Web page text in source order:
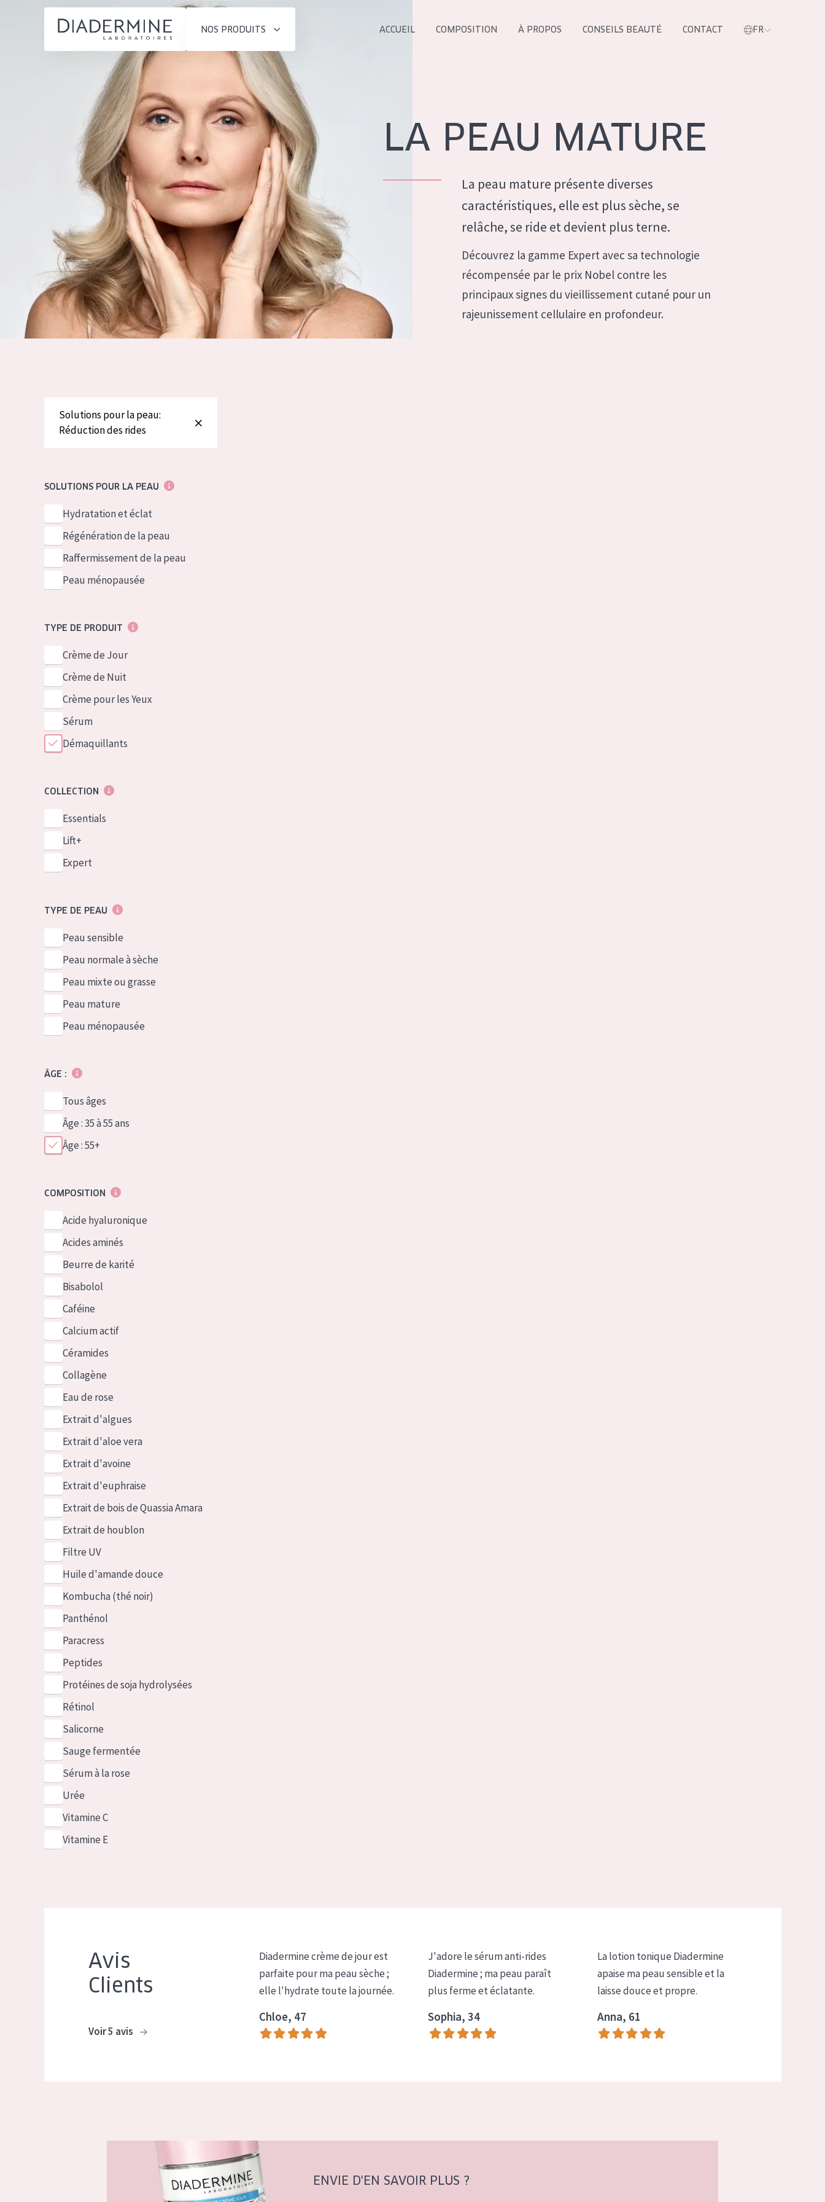
NOS PRODUITS
SOLUTIONS POUR LA PEAU
Hydratation et éclat
Réduction des rides
Régénération de la peau
Raffermissement de la
peau
Peau ménopausée
TYPE DE PRODUIT
Crème de Jour
Crème de Nuit
Crème pour les Yeux
Sérum
Démaquillants
TYPE DE PEAU
Peau sensible
Peau normale à sèche
Peau mixte ou grasse
Peau mature
ÂGE :
Âge : 35 à 55 ans
Âge : 55+
TOUS LES PRODUIT
ACCUEIL COMPOSITION À PROPOS CONSEILS BEAUTÉ CONTACT FR
Conseils Beauté
English
German
Spanish
Greek
LA PEAU MATURE
La peau mature présente diverses
caractéristiques, elle est plus sèche, se
relâche, se ride et devient plus terne.
Découvrez la gamme Expert avec sa technologie
récompensée par le prix Nobel contre les
principaux signes du vieillissement cutané pour un
rajeunissement cellulaire en profondeur.
Solutions pour la peau:
Réduction des rides
SOLUTIONS POUR LA PEAU
Hydratation et éclat
Régénération de la peau
Raffermissement de la peau
Peau ménopausée
TYPE DE PRODUIT
Crème de Jour
Crème de Nuit
Crème pour les Yeux
Sérum
Démaquillants
COLLECTION
Essentials
Lift+
Expert
TYPE DE PEAU
Peau sensible
Peau normale à sèche
Peau mixte ou grasse
Peau mature
Peau ménopausée
ÂGE :
Tous âges
Âge : 35 à 55 ans
Âge : 55+
COMPOSITION
Acide hyaluronique
Acides aminés
Beurre de karité
Bisabolol
Caféine
Calcium actif
Céramides
Collagène
Eau de rose
Extrait d'algues
Extrait d'aloe vera
Extrait d'avoine
Extrait d'euphraise
Extrait de bois de Quassia Amara
Extrait de houblon
Filtre UV
Huile d'amande douce
Kombucha (thé noir)
Panthénol
Paracress
Peptides
Protéines de soja hydrolysées
Rétinol
Salicorne
Sauge fermentée
Sérum à la rose
Urée
Vitamine C
Vitamine E
Avis
Clients
Voir 5 avis
Diadermine crème de jour est
parfaite pour ma peau sèche ;
elle l'hydrate toute la journée.
Chloe, 47
J'adore le sérum anti-rides
Diadermine ; ma peau paraît
plus ferme et éclatante.
Sophia, 34
La lotion tonique Diadermine
apaise ma peau sensible et la
laisse douce et propre.
Anna, 61
ENVIE D'EN SAVOIR PLUS ?